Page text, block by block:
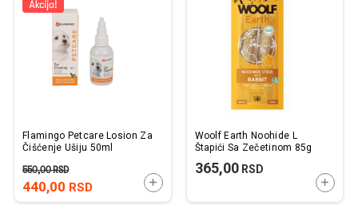
Flamingo Petcare Losion Za
Čišćenje Ušiju 50ml
440,00 RSD
550,00RSD
DODAJTE U KORPU
Woolf Earth Noohide L
Štapići Sa Zečetinom 85g
365,00RSD